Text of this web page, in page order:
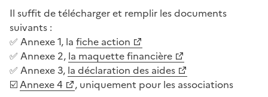
Il suffit de télécharger et remplir les documents
suivants :
✅ Annexe 1, la fiche action
✅ Annexe 2, la maquette financière
✅ Annexe 3, la déclaration des aides
☑️Annexe 4
, uniquement pour les associations